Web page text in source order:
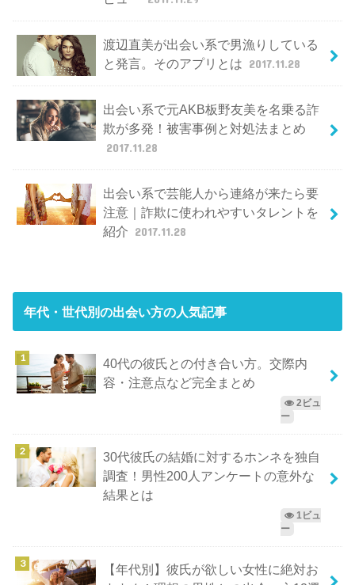
渡辺直美が出会い系で男漁りしている
と発言。そのアプリとは 2017.11.28
出会い系で元AKB板野友美を名乗る詐
欺が多発！被害事例と対処法まとめ
2017.11.28
出会い系で芸能人から連絡が来たら要
注意｜詐欺に使われやすいタレントを
紹介 2017.11.28
年代・世代別の出会い方の人気記事
40代の彼氏との付き合い方。交際内
容・注意点など完全まとめ
2ビュ
ー
30代彼氏の結婚に対するホンネを独自
調査！男性200人アンケートの意外な
結果とは
1ビュ
ー
【年代別】彼氏が欲しい女性に絶対お